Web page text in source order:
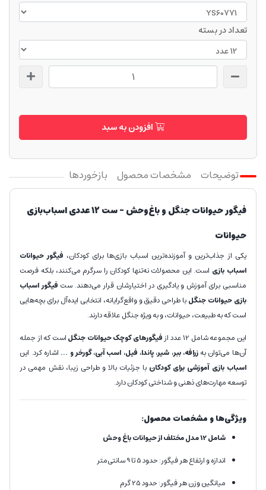
تعداد در بسته
افزودن به سبد
توضیحات مشخصات محصول بازخوردها
فیگور حیوانات جنگل و باغ‌وحش – ست 12 عددی اسباب‌بازی
حیوانات
یکی از جذاب‌ترین و آموزنده‌ترین اسباب بازی‌ها برای کودکان، فیگور حیوانات
اسباب بازی است. این محصولات نه‌تنها کودکان را سرگرم می‌کنند، بلکه فرصت
مناسبی برای آموزش و یادگیری در اختیارشان قرار می‌دهند. ست فیگور اسباب
بازی حیوانات جنگلبا طراحی دقیق و واقع‌گرایانه، انتخابی ایده‌آل برای بچه‌هایی
است که به طبیعت، حیوانات، و به‌ ویژه جنگل علاقه دارند.
این مجموعه شامل 12 عدد از
فیگورهای کوچک حیوانات جنگلاست که از جمله
آن‌ها می‌توان بهزرافه، ببر، شیر، پاندا، فیل، اسب آبی، گورخر و ... اشاره کرد. این
اسباب بازی آموزشی برای کودکان با جزئیات بالا و طراحی زیبا، نقش مهمی در
توسعه مهارت‌های ذهنی و شناختی کودکان دارد.
ویژگی‌ها و مشخصات محصول:
شامل 12 مدل مختلف از حیوانات باغ وحش
اندازه و ارتفاع هر فیگور: حدود 5 تا 9 سانتی‌متر
میانگین وزن هر فیگور: حدود 25 گرم